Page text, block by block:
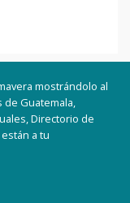
mostrándolo al
de Guatemala,
Directorio de
a tu